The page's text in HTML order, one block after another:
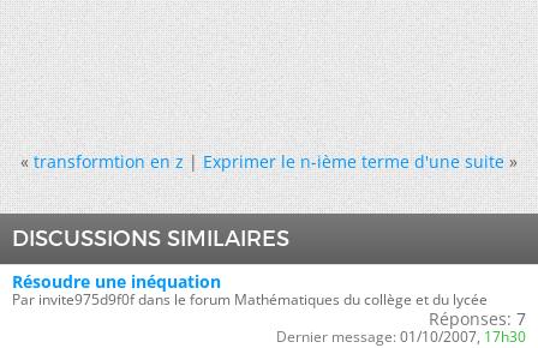
« transformtion en z|Exprimer le n-ième terme d'une suite »
DISCUSSIONS SIMILAIRES
Résoudre une inéquation
Par invite975d9f0f dans le forum Mathématiques du collège et du lycée
Réponses: 7
Dernier message: 01/10/2007, 17h30